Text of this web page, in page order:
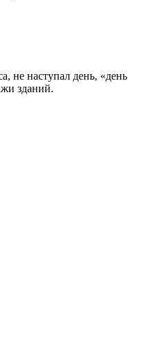
не наступал день, «день
зданий.